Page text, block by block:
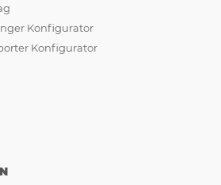
Konfigurator
Konfigurator